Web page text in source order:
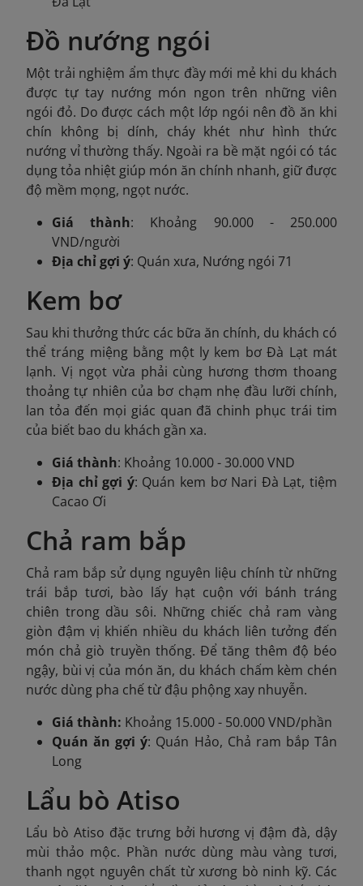
Đồ nướng ngói
Một trải nghiệm ẩm thực đầy mới mẻ khi du khách
được tự tay nướng món ngon trên những viên
ngói đỏ. Do được cách một lớp ngói nên đồ ăn khi
chín không bị dính, cháy khét như hình thức
nướng vỉ thường thấy. Ngoài ra bề mặt ngói có tác
dụng tỏa nhiệt giúp món ăn chính nhanh, giữ được
độ mềm mọng, ngọt nước.
Giá thành: Khoảng 90.000 - 250.000
VND/người
Địa chỉ gợi ý: Quán xưa, Nướng ngói 71
Kem bơ
Sau khi thưởng thức các bữa ăn chính, du khách có
thể tráng miệng bằng một ly kem bơ Đà Lạt mát
lạnh. Vị ngọt vừa phải cùng hương thơm thoang
thoảng tự nhiên của bơ chạm nhẹ đầu lưỡi chính,
lan tỏa đến mọi giác quan đã chinh phục trái tim
của biết bao du khách gần xa.
Giá thành: Khoảng 10.000 - 30.000 VND
Địa chỉ gợi ý: Quán kem bơ Nari Đà Lạt, tiệm
Cacao Ơi
Chả ram bắp
Chả ram bắp sử dụng nguyên liệu chính từ những
trái bắp tươi, bào lấy hạt cuộn với bánh tráng
chiên trong dầu sôi. Những chiếc chả ram vàng
giòn đậm vị khiến nhiều du khách liên tưởng đến
món chả giò truyền thống. Để tăng thêm độ béo
ngậy, bùi vị của món ăn, du khách chấm kèm chén
nước dùng pha chế từ đậu phộng xay nhuyễn.
Giá thành: Khoảng 15.000 - 50.000 VND/phần
Quán ăn gợi ý: Quán Hảo, Chả ram bắp Tân
Long
Lẩu bò Atiso
Lẩu bò Atiso đặc trưng bởi hương vị đậm đà, dậy
mùi thảo mộc. Phần nước dùng màu vàng tươi,
thanh ngọt nguyên chất từ xương bò ninh kỹ. Các